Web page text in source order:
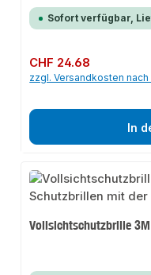
Sofort verfügbar,
Regulärer Preis:
CHF 24.68
zzgl. Versandkosten nach
In
Vollsichtschutzbrille 3M